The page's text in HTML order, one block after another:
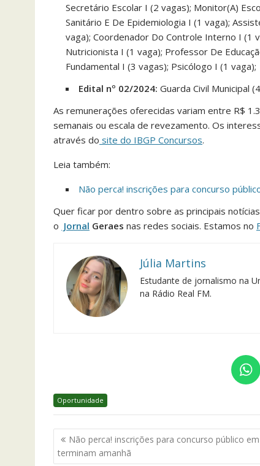
Secretário Escolar I (2 vagas); Monitor(A)
Sanitário E De Epidemiologia I (1 vaga);
vaga); Coordenador Do Controle Interno I (1
Nutricionista I (1 vaga); Professor De
Fundamental I (3 vagas); Psicólogo I (1 vaga);
Edital nº 02/2024: Guarda Civil Municipal
As remunerações oferecidas variam entre R$
semanais ou escala de revezamento. Os
através do site do IBGP Concursos.
Leia também:
Não perca! inscrições para concurso
Quer ficar por dentro sobre as principais
o Jornal Geraes nas redes sociais. Estamos no
Júlia Martins
Estudante de jornalismo na
na Rádio Real FM.
Oportunidade
Navegação
de
Não perca! inscrições para concurso público em
terminam amanhã